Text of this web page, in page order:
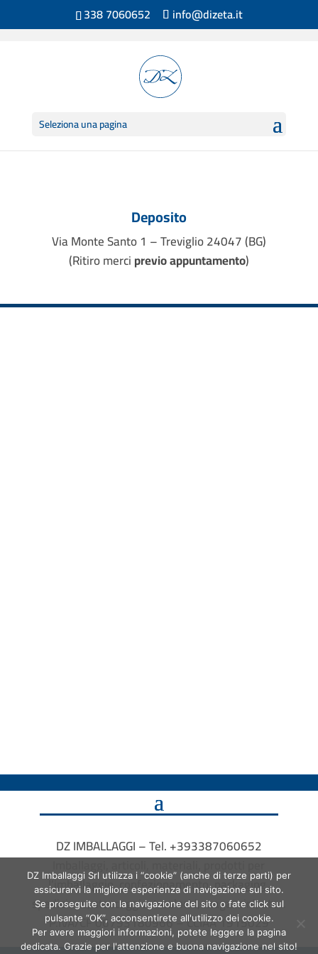
338 7060652 info@dizeta.it
Seleziona una pagina
Sede Deposito
Deposito
Via Monte Santo 1 – Treviglio 24047 (BG)
(Ritiro merciprevio appuntamento)
DZ IMBALLAGGI – Tel. +393387060652
Imballaggi, articoli, materiali, prodotti per
l’imballaggio, confezionamento, packaging,
spedizione, stoccaggio, traslochi, magazzini, etc…
P.IVA/CF 06793180966 – CCIAA 1915029
DZ Imballaggi Srl utilizza i “cookie” (anche di terze parti) per
assicurarvi la migliore esperienza di navigazione sul sito.
Se proseguite con la navigazione del sito o fate click sul
pulsante “OK”, acconsentirete all'utilizzo dei cookie.
Per avere maggiori informazioni, potete leggere la pagina
dedicata. Grazie per l'attenzione e buona navigazione nel sito!